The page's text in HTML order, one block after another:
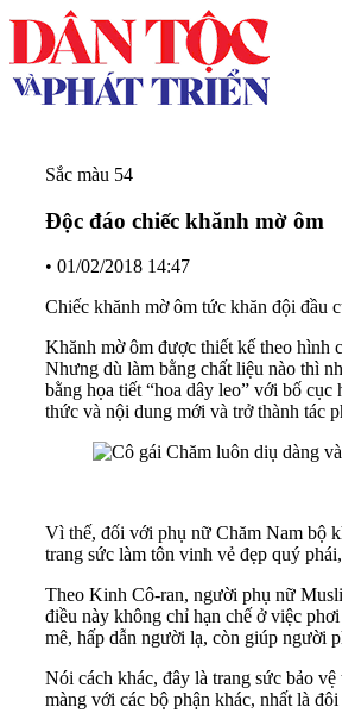
Sắc màu 54
Độc đáo chiếc khănh mờ ôm
• 01/02/2018 14:47
Chiếc khănh mờ ôm tức khăn đội đầu
Khănh mờ ôm được thiết kế theo hình
Nhưng dù làm bằng chất liệu nào thì
bằng họa tiết “hoa dây leo” với bố
thức và nội dung mới và trở thành tác
Vì thế, đối với phụ nữ Chăm Nam bộ
trang sức làm tôn vinh vẻ đẹp quý
Theo Kinh Cô-ran, người phụ nữ
điều này không chỉ hạn chế ở việc
mê, hấp dẫn người lạ, còn giúp người
Nói cách khác, đây là trang sức bảo
màng với các bộ phận khác, nhất là